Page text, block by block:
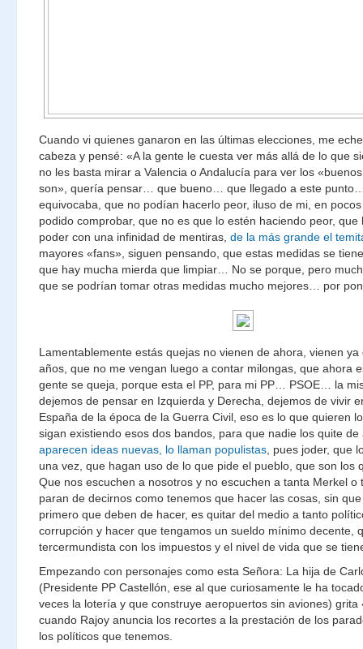
Cuando vi quienes ganaron en las últimas elecciones, me
cabeza y pensé: «A la gente le cuesta ver más allá de lo que
no les basta mirar a Valencia o Andalucía para ver los
son», quería pensar… que bueno… que llegado a este
equivocaba, que no podían hacerlo peor, iluso de mi, en
podido comprobar, que no es que lo estén haciendo peor, que
poder con una infinidad de mentiras, de la más grande el
mayores «fans», siguen pensando, que estas medidas se
que hay mucha mierda que limpiar… No se porque, pero
que se podrían tomar otras medidas mucho mejores… por
Lamentablemente estás quejas no vienen de ahora, vienen
años, que no me vengan luego a contar milongas, que ahora
gente se queja, porque esta el PP, para mi PP… PSOE… la
dejemos de pensar en Izquierda y Derecha, dejemos de vivir
España de la época de la Guerra Civil, eso es lo que quieren
sigan existiendo esos dos bandos, para que nadie los quite
aparecen ideas nuevas, lo llaman populistas , pues joder, que
una vez, que hagan uso de lo que pide el pueblo, que son los
Que nos escuchen a nosotros y no escuchen a tanta Merkel o
paran de decirnos como tenemos que hacer las cosas, sin
primero que deben de hacer, es quitar del medio a tanto
corrupción y hacer que tengamos un sueldo mínimo decente,
tercermundista con los impuestos y el nivel de vida que se
Empezando con personajes como esta Señora: La hija de
(Presidente PP Castellón, ese al que curiosamente le ha
veces la lotería y que construye aeropuertos sin aviones) grita
cuando Rajoy anuncia los recortes a la prestación de los
los políticos que tenemos.